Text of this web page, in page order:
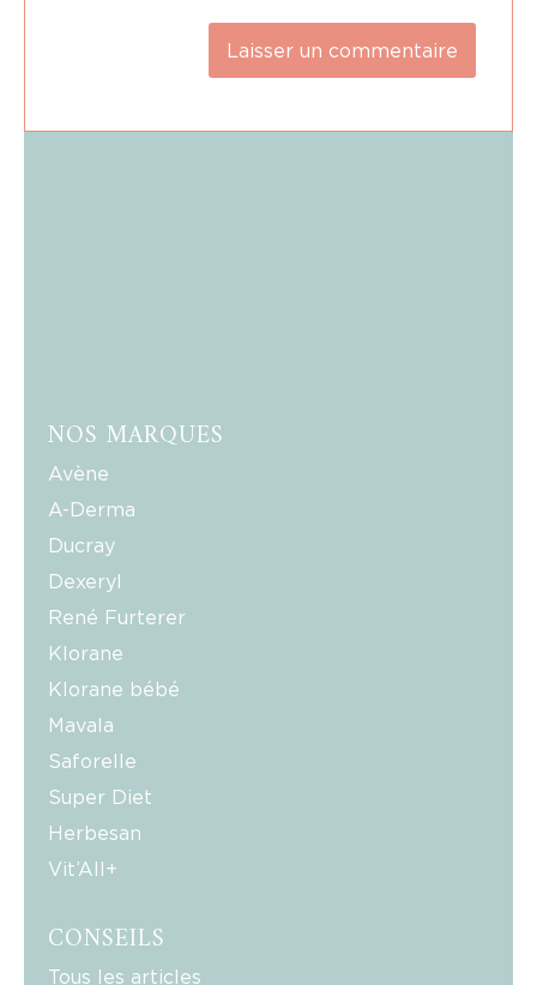
NOS MARQUES
Avène
A-Derma
Ducray
Dexeryl
René Furterer
Klorane
Klorane bébé
Mavala
Saforelle
Super Diet
Herbesan
Vit’All+
CONSEILS
Tous les articles